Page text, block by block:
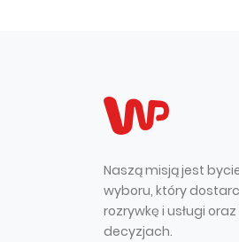
Naszą misją jest
wyboru, który
rozrywkę i usługi
decyzjach.